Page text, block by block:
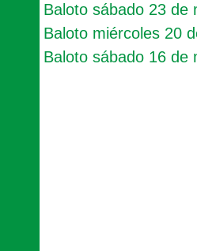
Baloto sábado 23 de
Baloto miércoles 20
Baloto sábado 16 de